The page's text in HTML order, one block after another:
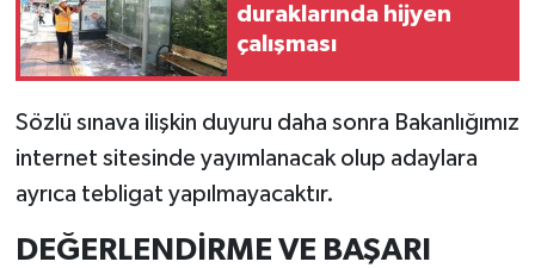
duraklarında hijyen
çalışması
Sözlü sınava ilişkin duyuru daha sonra Bakanlığımız
internet sitesinde yayımlanacak olup adaylara
ayrıca tebligat yapılmayacaktır.
DEĞERLENDİRME VE BAŞARI